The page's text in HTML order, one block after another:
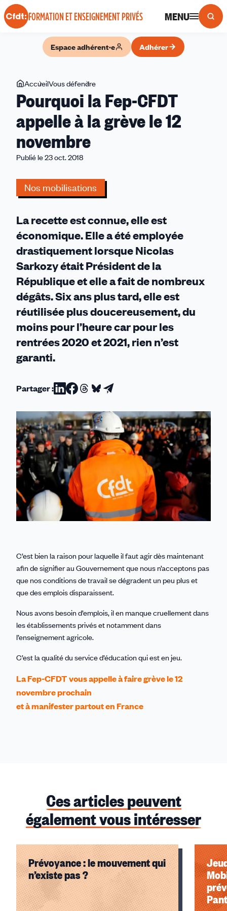
Panneau de gestion des cookies
FORMATION ET ENSEIGNEMENT PRIVÉS MENU
Espace adhérent·e Adhérer
Vous
êtes
ici
AccueilVous défendre
la
CFDT
le
12
Pourquoi la Fep-CFDT
appelle à la grève le 12
novembre
Publié le 23 oct. 2018
Nos mobilisations
La recette est connue, elle est
économique. Elle a été employée
drastiquement lorsque Nicolas
Sarkozy était Président de la
République et elle a fait de nombreux
dégâts. Six ans plus tard, elle est
réutilisée plus doucereusement, du
moins pour l’heure car pour les
rentrées 2020 et 2021, rien n’est
garanti.
Partager :Partager
sur
Linkedin
Partager
sur
Facebook
Partager
sur
Threads
Partager
sur
Bluesky
Partager
par
email
C’est bien la raison pour laquelle il faut agir dès maintenant
afin de signifier au Gouvernement que nous n’acceptons pas
que nos conditions de travail se dégradent un peu plus et
que des emplois disparaissent.
Nous avons besoin d’emplois, il en manque cruellement dans
les établissements privés et notamment dans
l’enseignement agricole.
C’est la qualité du service d’éducation qui est en jeu.
La Fep-CFDT vous appelle à faire grève le 12
novembre prochain
et à manifester partout en France
Ces articles peuvent
également vous intéresser
Prévoyance : le mouvement qui
n’existe pas ?